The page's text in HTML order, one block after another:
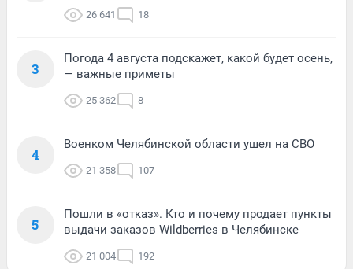
26 641 18
3
Погода 4 августа подскажет, какой будет осень,
— важные приметы
25 362 8
4
Военком Челябинской области ушел на СВО
21 358 107
5
Пошли в «отказ». Кто и почему продает пункты
выдачи заказов Wildberries в Челябинске
21 004 192